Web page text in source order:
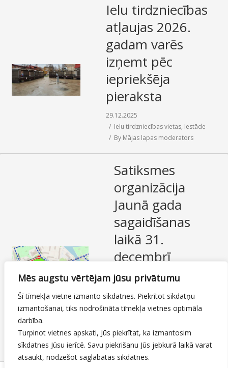
Mēs augstu vērtējam jūsu privātumu
Šī tīmekļa vietne izmanto sīkdatnes. Piekrītot sīkdatņu
izmantošanai, tiks nodrošināta tīmekļa vietnes optimāla
darbība.
Turpinot vietnes apskati, Jūs piekrītat, ka izmantosim
sīkdatnes Jūsu ierīcē. Savu piekrišanu Jūs jebkurā laikā varat
atsaukt, nodzēšot saglabātās sīkdatnes.
Ielu tirdzniecības
atļaujas 2026.
gadam varēs
izņemt pēc
iepriekšēja
pieraksta
29.12.2025
Ielu tirdzniecības vietas, Iestāde
By Mājas lapas moderators
Satiksmes
organizācija
Jaunā gada
sagaidīšanas
laikā 31.
decembrī
Satiksmes organizācija
laikā 31. decembrī
Satiksmes ierobežojumi
ByMājas lapas moderators